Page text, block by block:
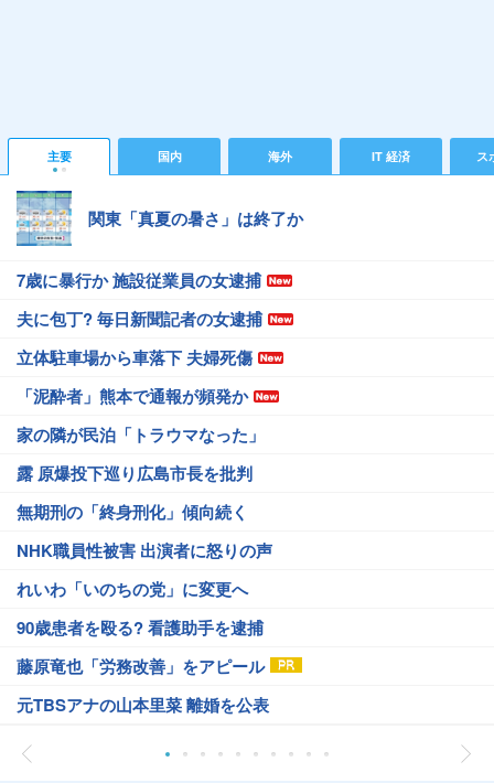
主要 国内 海外 IT 経済 ス
関東「真夏の暑さ」は終了か
7歳に暴行か 施設従業員の女逮捕
夫に包丁? 毎日新聞記者の女逮捕
立体駐車場から車落下 夫婦死傷
「泥酔者」熊本で通報が頻発か
家の隣が民泊「トラウマなった」
露 原爆投下巡り広島市長を批判
無期刑の「終身刑化」傾向続く
NHK職員性被害 出演者に怒りの声
れいわ「いのちの党」に変更へ
90歳患者を殴る? 看護助手を逮捕
藤原竜也「労務改善」をアピール
元TBSアナの山本里菜 離婚を公表